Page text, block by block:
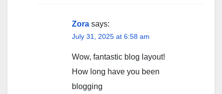
Zora says:
July 31, 2025 at 6:58 am
Wow, fantastic blog layout!
How long have you been
blogging